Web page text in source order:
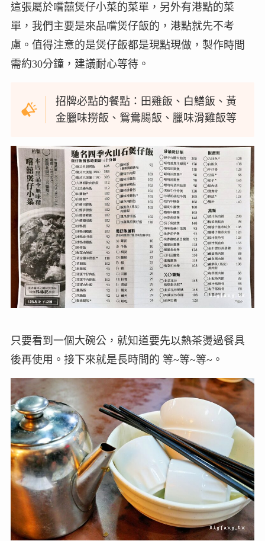
這張屬於嚐囍煲仔小菜的菜單，另外有港點的菜
單，我們主要是來品嚐煲仔飯的，港點就先不考
慮。值得注意的是煲仔飯都是現點現做，製作時間
需約30分鐘，建議耐心等待。
招牌必點的餐點：田雞飯、白鱔飯、黃
金臘味撈飯、鴛鴦腸飯、臘味滑雞飯等
只要看到一個大碗公，就知道要先以熱茶燙過餐具
後再使用。接下來就是長時間的 等~等~等~。